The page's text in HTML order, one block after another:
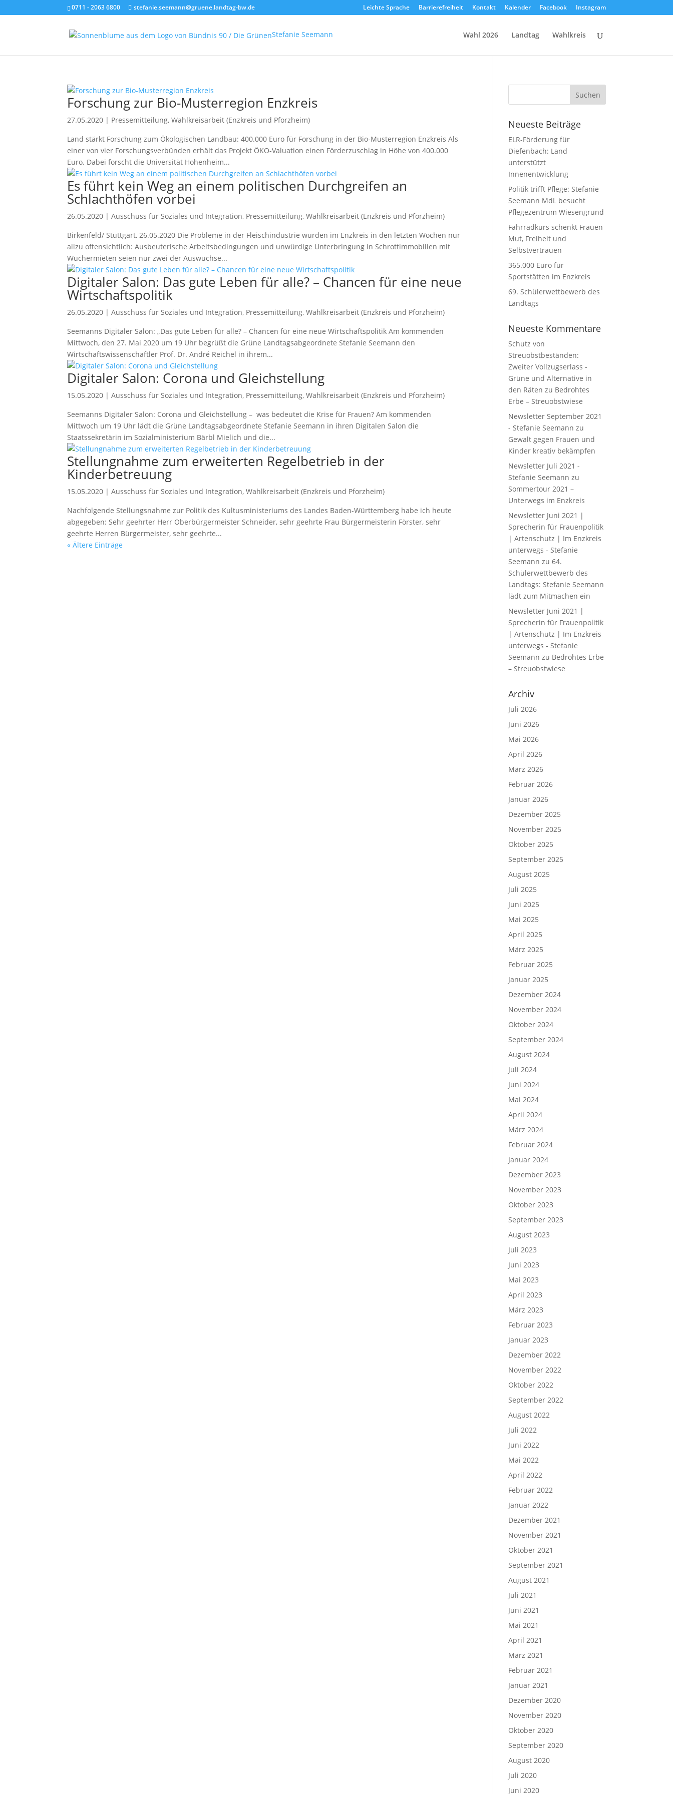
0711 - 2063 6800 stefanie.seemann@gruene.landtag-bw.de Leichte Sprache Barrierefreiheit Kontakt Kalender Facebook Instagram
Stefanie Seemann Wahl 2026 Landtag Wahlkreis
Forschung zur Bio-Musterregion Enzkreis
27.05.2020 | Pressemitteilung,Wahlkreisarbeit (Enzkreis und Pforzheim)
Land stärkt Forschung zum Ökologischen Landbau: 400.000 Euro für Forschung in der Bio-Musterregion Enzkreis Als
einer von vier Forschungsverbünden erhält das Projekt ÖKO-Valuation einen Förderzuschlag in Höhe von 400.000
Euro. Dabei forscht die Universität Hohenheim...
Es führt kein Weg an einem politischen Durchgreifen an
Schlachthöfen vorbei
26.05.2020 |Ausschuss für Soziales und Integration, Pressemitteilung,Wahlkreisarbeit (Enzkreis und Pforzheim)
Birkenfeld/ Stuttgart, 26.05.2020 Die Probleme in der Fleischindustrie wurden im Enzkreis in den letzten Wochen nur
allzu offensichtlich: Ausbeuterische Arbeitsbedingungen und unwürdige Unterbringung in Schrottimmobilien mit
Wuchermieten seien nur zwei der Auswüchse...
Digitaler Salon: Das gute Leben für alle? – Chancen für eine neue
Wirtschaftspolitik
26.05.2020 |Ausschuss für Soziales und Integration, Pressemitteilung,Wahlkreisarbeit (Enzkreis und Pforzheim)
Seemanns Digitaler Salon: „Das gute Leben für alle? – Chancen für eine neue Wirtschaftspolitik Am kommenden
Mittwoch, den 27. Mai 2020 um 19 Uhr begrüßt die Grüne Landtagsabgeordnete Stefanie Seemann den
Wirtschaftswissenschaftler Prof. Dr. André Reichel in ihrem...
Digitaler Salon: Corona und Gleichstellung
15.05.2020 |Ausschuss für Soziales und Integration, Pressemitteilung,Wahlkreisarbeit (Enzkreis und Pforzheim)
Seemanns Digitaler Salon: Corona und Gleichstellung – was bedeutet die Krise für Frauen? Am kommenden
Mittwoch um 19 Uhr lädt die Grüne Landtagsabgeordnete Stefanie Seemann in ihren Digitalen Salon die
Staatssekretärin im Sozialministerium Bärbl Mielich und die...
Stellungnahme zum erweiterten Regelbetrieb in der
Kinderbetreuung
15.05.2020 |Ausschuss für Soziales und Integration,Wahlkreisarbeit (Enzkreis und Pforzheim)
Nachfolgende Stellungsnahme zur Politik des Kultusministeriums des Landes Baden-Württemberg habe ich heute
abgegeben: Sehr geehrter Herr Oberbürgermeister Schneider, sehr geehrte Frau Bürgermeisterin Förster, sehr
geehrte Herren Bürgermeister, sehr geehrte...
« Ältere Einträge
Neueste Beiträge
ELR-Förderung für
Diefenbach: Land
unterstützt
Innenentwicklung
Politik trifft Pflege: Stefanie
Seemann MdL besucht
Pflegezentrum Wiesengrund
Fahrradkurs schenkt Frauen
Mut, Freiheit und
Selbstvertrauen
365.000 Euro für
Sportstätten im Enzkreis
69. Schülerwettbewerb des
Landtags
Neueste Kommentare
Schutz von
Streuobstbeständen:
Zweiter Vollzugserlass -
Grüne und Alternative in
den Räten zu Bedrohtes
Erbe – Streuobstwiese
Newsletter September 2021
- Stefanie Seemann zu
Gewalt gegen Frauen und
Kinder kreativ bekämpfen
Newsletter Juli 2021 -
Stefanie Seemann zu
Sommertour 2021 –
Unterwegs im Enzkreis
Newsletter Juni 2021 |
Sprecherin für Frauenpolitik
| Artenschutz | Im Enzkreis
unterwegs - Stefanie
Seemann zu64.
Schülerwettbewerb des
Landtags: Stefanie Seemann
lädt zum Mitmachen ein
Newsletter Juni 2021 |
Sprecherin für Frauenpolitik
| Artenschutz | Im Enzkreis
unterwegs - Stefanie
Seemann zu Bedrohtes Erbe
– Streuobstwiese
Archiv
Juli 2026
Juni 2026
Mai 2026
April 2026
März 2026
Februar 2026
Januar 2026
Dezember 2025
November 2025
Oktober 2025
September 2025
August 2025
Juli 2025
Juni 2025
Mai 2025
April 2025
März 2025
Februar 2025
Januar 2025
Dezember 2024
November 2024
Oktober 2024
September 2024
August 2024
Juli 2024
Juni 2024
Mai 2024
April 2024
März 2024
Februar 2024
Januar 2024
Dezember 2023
November 2023
Oktober 2023
September 2023
August 2023
Juli 2023
Juni 2023
Mai 2023
April 2023
März 2023
Februar 2023
Januar 2023
Dezember 2022
November 2022
Oktober 2022
September 2022
August 2022
Juli 2022
Juni 2022
Mai 2022
April 2022
Februar 2022
Januar 2022
Dezember 2021
November 2021
Oktober 2021
September 2021
August 2021
Juli 2021
Juni 2021
Mai 2021
April 2021
März 2021
Februar 2021
Januar 2021
Dezember 2020
November 2020
Oktober 2020
September 2020
August 2020
Juli 2020
Juni 2020